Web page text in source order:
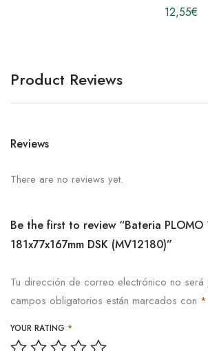
12,55€
Product Reviews
Reviews
There are no reviews yet.
Be the first to review “Bateria PLOMO
181x77x167mm DSK (MV12180)”
Tu dirección de correo electrónico no será
campos obligatorios están marcados con *
YOUR RATING *